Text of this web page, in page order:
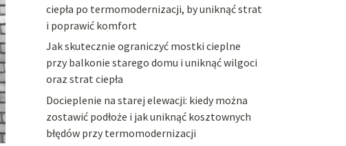
ciepła po termomodernizacji, by uniknąć strat
i poprawić komfort
Jak skutecznie ograniczyć mostki cieplne
przy balkonie starego domu i uniknąć wilgoci
oraz strat ciepła
Docieplenie na starej elewacji: kiedy można
zostawić podłoże i jak uniknąć kosztownych
błędów przy termomodernizacji